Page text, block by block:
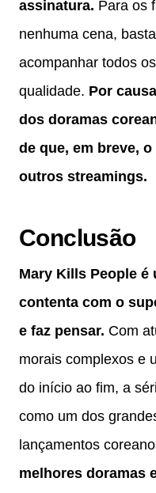
assinatura. Para os
nenhuma cena,
acompanhar todos
qualidade. Por
dos doramas
de que, em breve,
outros streamings.
Conclusão
Mary Kills People é
contenta com o
e faz pensar. Com
morais complexos e
do início ao fim, a
como um dos
lançamentos
melhores doramas